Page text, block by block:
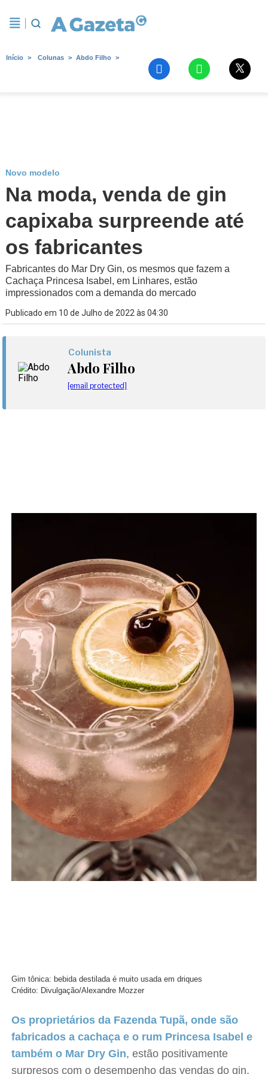
Início Colunas Abdo Filho
Novo modelo
Na moda, venda de gin
capixaba surpreende até
os fabricantes
Fabricantes do Mar Dry Gin, os mesmos que fazem a
Cachaça Princesa Isabel, em Linhares, estão
impressionados com a demanda do mercado
Publicado em 10 de Julho de 2022 às 04:30
Colunista
Abdo Filho
[email protected]
Gim tônica: bebida destilada é muito usada em driques
Crédito: Divulgação/Alexandre Mozzer
Os proprietários da Fazenda Tupã, onde são
fabricados a cachaça e o rum Princesa Isabel e
também o Mar Dry Gin, estão positivamente
surpresos com o desempenho das vendas do gin,